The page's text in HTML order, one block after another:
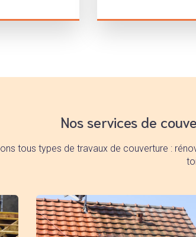
Nos services de
tous types de travaux de couverture :